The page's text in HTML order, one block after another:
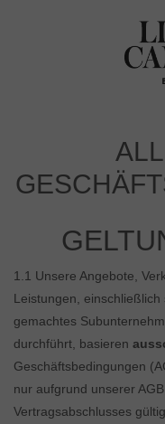
1.1 Unsere Angebote,
Leistungen,
gemachtes
durchführt, basieren
Geschäftsbedingungen
nur aufgrund unserer
Vertragsabschlusses